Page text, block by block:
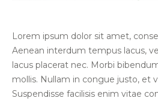
Lorem ipsum dolor sit amet,
Aenean interdum tempus lacus,
lacus placerat nec. Morbi
mollis. Nullam in congue justo, et
Suspendisse facilisis enim vitae